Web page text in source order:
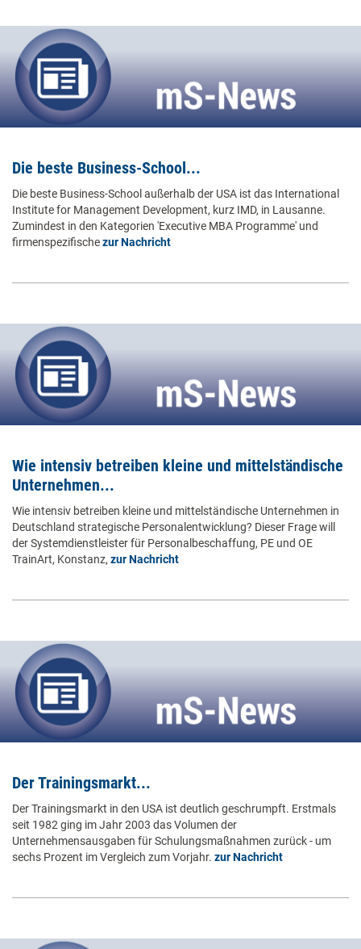
Die beste Business-School...
Die beste Business-School außerhalb der USA ist das International
Institute for Management Development, kurz IMD, in Lausanne.
Zumindest in den Kategorien 'Executive MBA Programme' und
firmenspezifischezur Nachricht
Wie intensiv betreiben kleine und mittelständische
Unternehmen...
Wie intensiv betreiben kleine und mittelständische Unternehmen in
Deutschland strategische Personalentwicklung? Dieser Frage will
der Systemdienstleister für Personalbeschaffung, PE und OE
TrainArt, Konstanz, zur Nachricht
Der Trainingsmarkt...
Der Trainingsmarkt in den USA ist deutlich geschrumpft. Erstmals
seit 1982 ging im Jahr 2003 das Volumen der
Unternehmensausgaben für Schulungsmaßnahmen zurück - um
sechs Prozent im Vergleich zum Vorjahr. zur Nachricht